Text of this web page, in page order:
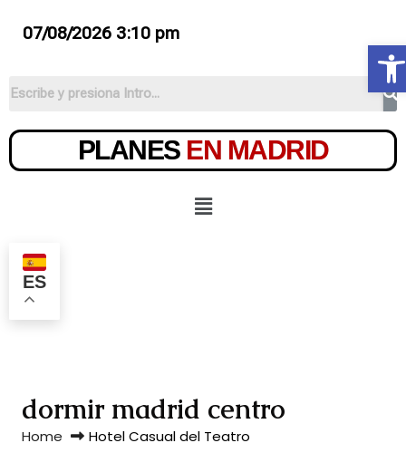
07/08/2026 3:10 pm
PLANES EN MADRID
ES
dormir madrid centro
Home Hotel Casual del Teatro